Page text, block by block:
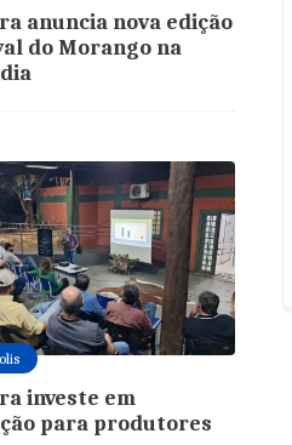
anuncia nova edição
do Morango na
investe em
para produtores